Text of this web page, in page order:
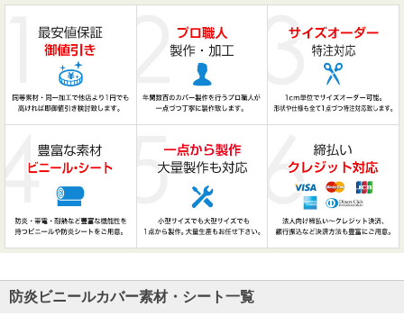
防炎ビニールカバー素材・シート一覧